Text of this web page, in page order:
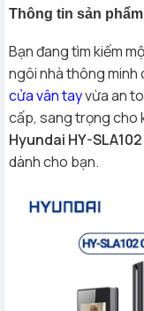
Thông tin sản phẩm
Bạn đang tìm kiếm
ngôi nhà thông minh
cửa vân tayvừa an
cấp, sang trọng cho
Hyundai HY-
dành cho bạn.